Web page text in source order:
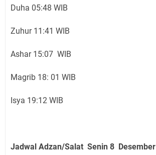
Duha 05:48 WIB
Zuhur 11:41 WIB
Ashar 15:07 WIB
Magrib 18: 01 WIB
Isya 19:12 WIB
Jadwal Adzan/Salat Senin 8 Desember